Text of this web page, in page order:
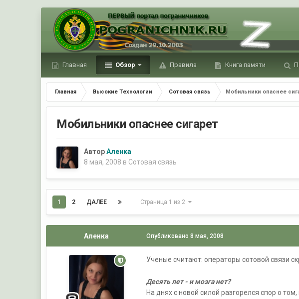
Главная Обзор Правила Книга памяти
Главная Высокие Технологии Сотовая связь Мобильники опаснее
Мобильники опаснее сигарет
АвторАленка
8 мая, 2008 в Сотовая связь
1 2 ДАЛЕЕ Страница 1 из 2
Аленка Опубликовано8 мая, 2008
Ученые считают: операторы сотовой связи
Десять лет - и мозга нет?
На днях с новой силой разгорелся спор о